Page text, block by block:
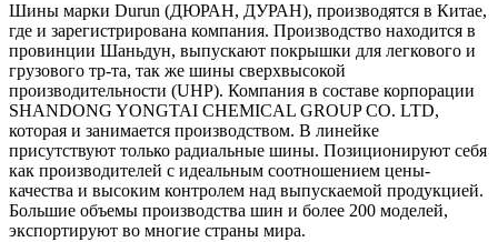
Шины марки Durun (ДЮРАН, ДУРАН), производятся в Китае,
где и зарегистрирована компания. Производство находится в
провинции Шаньдун, выпускают покрышки для легкового и
грузового тр-та, так же шины сверхвысокой
производительности (UHP). Компания в составе корпорации
SHANDONG YONGTAI CHEMICAL GROUP CO. LTD,
которая и занимается производством. В линейке
присутствуют только радиальные шины. Позиционируют себя
как производителей с идеальным соотношением цены-
качества и высоким контролем над выпускаемой продукцией.
Большие объемы производства шин и более 200 моделей,
экспортируют во многие страны мира.